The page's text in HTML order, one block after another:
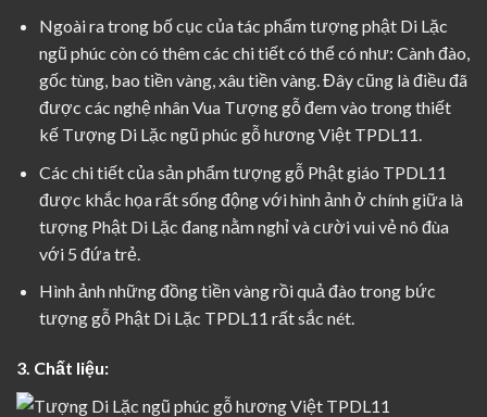
Ngoài ra trong bố cục của tác phẩm tượng phật Di Lặc
ngũ phúc còn có thêm các chi tiết có thể có như: Cành đào,
gốc tùng, bao tiền vàng, xâu tiền vàng. Đây cũng là điều đã
được các nghệ nhân Vua Tượng gỗ đem vào trong thiết
kế Tượng Di Lặc ngũ phúc gỗ hương Việt TPDL11.
Các chi tiết của sản phẩmtượng gỗ Phật giáo TPDL11
được khắc họa rất sống động với hình ảnh ở chính giữa là
tượng Phật Di Lặc đang nằm nghỉ và cười vui vẻ nô đùa
với 5 đứa trẻ.
Hình ảnh những đồng tiền vàng rồi quả đào trong bức
tượng gỗ Phật Di Lặc TPDL11 rất sắc nét.
3. Chất liệu: